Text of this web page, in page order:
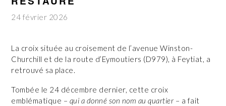
24 février 2026
La croix située au croisement de l’avenue Winston-
Churchill et de la route d’Eymoutiers (D979), à Feytiat, a
retrouvé sa place.
Tombée le 24 décembre dernier, cette croix
emblématique – qui a donné son nom au quartier – a fait